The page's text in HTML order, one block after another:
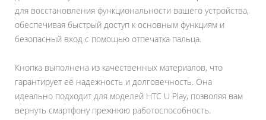
для восстановления функциональности вашего устройства,
обеспечивая быстрый доступ к основным функциям и
безопасный вход с помощью отпечатка пальца.
Кнопка выполнена из качественных материалов, что
гарантирует её надежность и долговечность. Она
идеально подходит для моделей HTC U Play, позволяя вам
вернуть смартфону прежнюю работоспособность.